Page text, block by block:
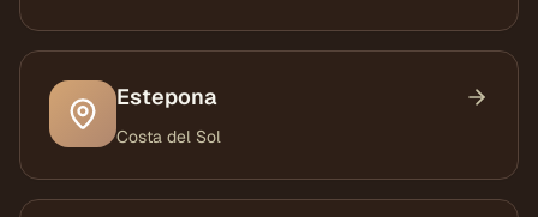
Estepona
Costa del Sol